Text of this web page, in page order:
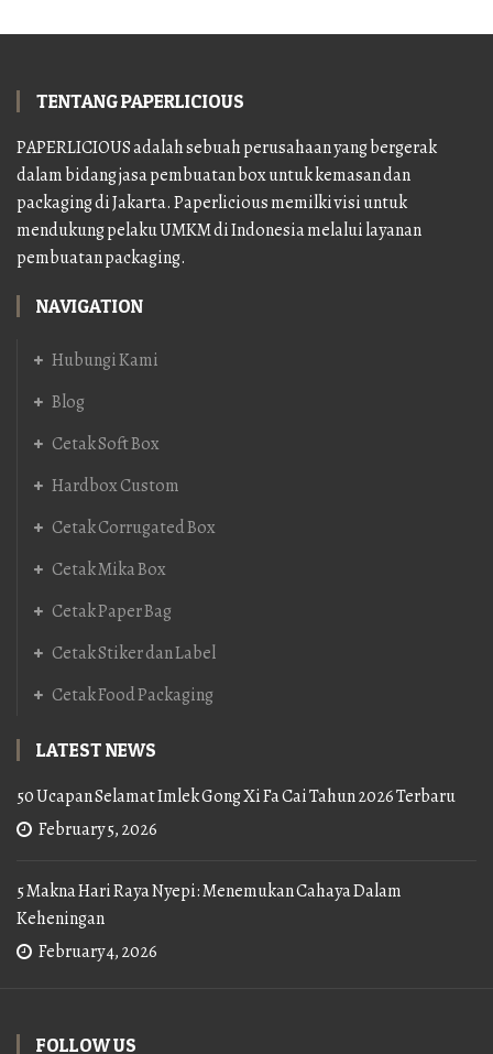
TENTANG PAPERLICIOUS
PAPERLICIOUS adalah sebuah perusahaan yang bergerak
dalam bidang jasa pembuatan box untuk kemasan dan
packaging di Jakarta. Paperlicious memilki visi untuk
mendukung pelaku UMKM di Indonesia melalui layanan
pembuatan packaging.
NAVIGATION
Hubungi Kami
Blog
Cetak Soft Box
Hardbox Custom
Cetak Corrugated Box
Cetak Mika Box
Cetak Paper Bag
Cetak Stiker dan Label
Cetak Food Packaging
LATEST NEWS
50 Ucapan Selamat Imlek Gong Xi Fa Cai Tahun 2026 Terbaru
February 5, 2026
5 Makna Hari Raya Nyepi: Menemukan Cahaya Dalam
Keheningan
February 4, 2026
FOLLOW US